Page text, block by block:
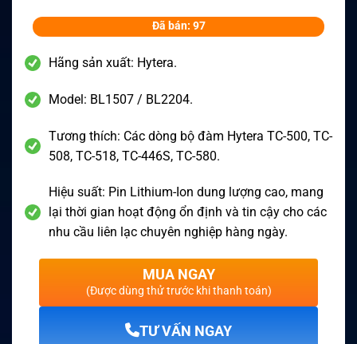
Đã bán: 97
Hãng sản xuất: Hytera.
Model: BL1507 / BL2204.
Tương thích: Các dòng bộ đàm Hytera TC-500, TC-
508, TC-518, TC-446S, TC-580.
Hiệu suất: Pin Lithium-Ion dung lượng cao, mang
lại thời gian hoạt động ổn định và tin cậy cho các
nhu cầu liên lạc chuyên nghiệp hàng ngày.
MUA NGAY
(Được dùng thử trước khi thanh toán)
TƯ VẤN NGAY